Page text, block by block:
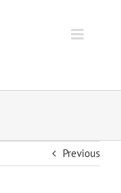
Previous